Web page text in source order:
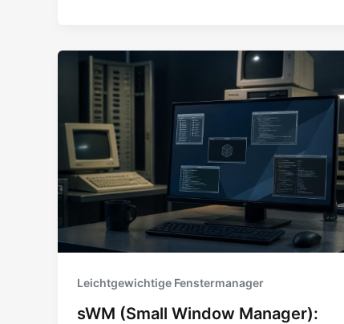
Leichtgewichtige Fenstermanager
sWM (Small Window Manager):